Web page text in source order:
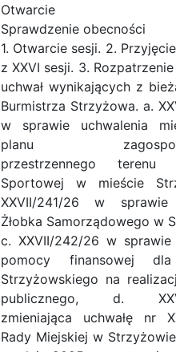
Otwarcie
Sprawdzenie obecności
1. Otwarcie sesji. 2.
z XXVI sesji. 3.
uchwał wynikających z
Burmistrza Strzyżowa. a.
w sprawie uchwalenia
planu
przestrzennego
Sportowej w mieście
XXVII/241/26 w sprawie
Żłobka Samorządowego w
c. XXVII/242/26 w sprawie
pomocy finansowej
Strzyżowskiego na
publicznego, d.
zmieniająca uchwałę nr
Rady Miejskiej w